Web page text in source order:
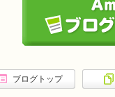
ブログトップ